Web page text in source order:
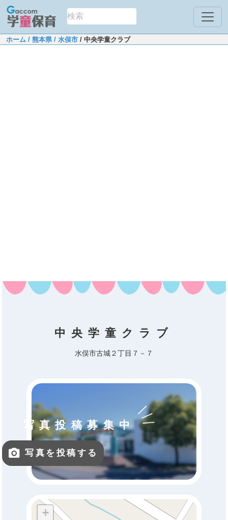
ホーム / 熊本県/ 水俣市 / 中央学童クラブ
中央学童クラブ
水俣市古城２丁目７－７
写真投稿募集中
写真を投稿する
+